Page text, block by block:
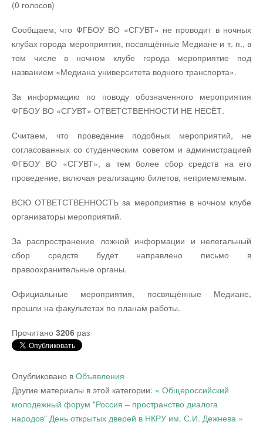
(0 голосов)
Сообщаем, что ФГБОУ ВО «СГУВТ» не проводит в ночных
клубах города мероприятия, посвящённые Медиане и т. п., в
том числе в ночном клубе города мероприятие под
названием «Медиана университета водного транспорта».
За информацию по поводу обозначенного мероприятия
ФГБОУ ВО «СГУВТ» ОТВЕТСТВЕННОСТИ НЕ НЕСЁТ.
Считаем, что проведение подобных мероприятий, не
согласованных со студенческим советом и администрацией
ФГБОУ ВО «СГУВТ», а тем более сбор средств на его
проведение, включая реализацию билетов, неприемлемым.
ВСЮ ОТВЕТСТВЕННОСТЬ за мероприятие в ночном клубе
организаторы мероприятий.
За распространение ложной информации и нелегальный
сбор средств будет направлено письмо в
правоохранительные органы.
Официальные мероприятия, посвящённые Медиане,
прошли на факультетах по планам работы.
Прочитано 3206 раз
Опубликовано в Объявления
Другие материалы в этой категории: « Общероссийский
молодежный форум "Россия – пространство диалога
народов" День открытых дверей в НКРУ им. С.И. Дежнева »